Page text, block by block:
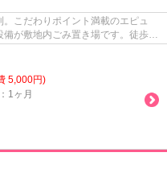
こだわりポイント満載のエピュ
が敷地内ごみ置き場です。徒歩1
5,000円)
1ヶ月